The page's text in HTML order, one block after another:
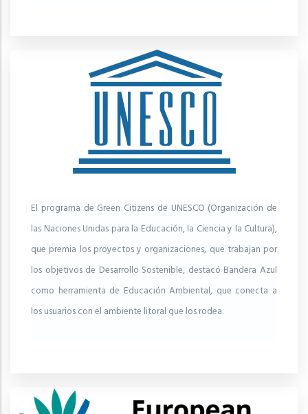
El programa de Green Citizens de UNESCO (Organización de
las Naciones Unidas para la Educación, la Ciencia y la Cultura),
que premia los proyectos y organizaciones, que trabajan por
los objetivos de Desarrollo Sostenible, destacó Bandera Azul
como herramienta de Educación Ambiental, que conecta a
los usuarios con el ambiente litoral que los rodea.